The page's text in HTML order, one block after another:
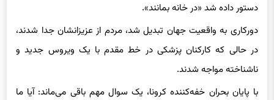
دستور داده شد «در خانه بمانند».
دورکاری به واقعیت جهان تبدیل شد، مردم از عزیزانشان جدا شدند،
در حالی که کارکنان پزشکی در خط مقدم با یک ویروس جدید و
ناشناخته مواجه شدند.
با پایان بحران خفه‌کننده کرونا، یک سوال مهم باقی می‌ماند: آیا ما